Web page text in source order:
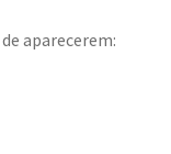
aparecerem: